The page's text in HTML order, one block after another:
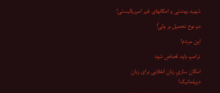
شهید بهشتی و امکانهای غیر امپریالیستی!
دو نوع تحمیل بر ولیّ!
این مردم!
ترامپ باید قصاص شود
امکان سازیِ زبان انقلابی برای زبان
دیپلماتیک!